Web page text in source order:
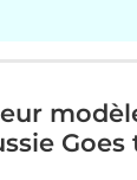
Goes